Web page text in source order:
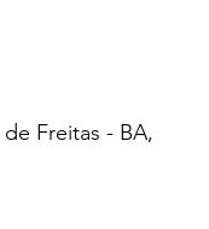
Freitas - BA,